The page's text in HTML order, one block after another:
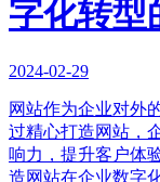
字化转型
2024-02-29
网站作为企业对外
过精心打造网站，
响力，提升客户体
造网站在企业数字